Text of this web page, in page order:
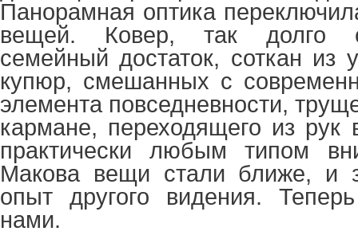
Панорамная оптика
вещей. Ковер, так долго
семейный достаток, соткан
купюр, смешанных с
элемента повседневности,
кармане, переходящего из рук
практическилюбым типом
Макова вещи стали ближе, и
опыт другого видения.
нами.